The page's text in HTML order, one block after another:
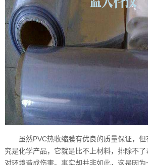
虽然PVC热收缩膜有优良的质量保证，但
究是化学产品，它就是比不上材料，排除不
对环境造成伤害。事实却并非如此，这是因